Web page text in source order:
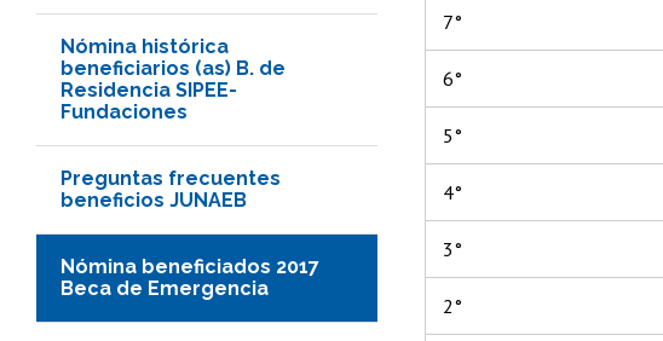
Nómina histórica
beneficiarios (as) B. de
Residencia SIPEE-
Fundaciones
Preguntas frecuentes
beneficios JUNAEB
Nómina beneficiados 2017
Beca de Emergencia
7°
6°
5°
4°
3°
2°